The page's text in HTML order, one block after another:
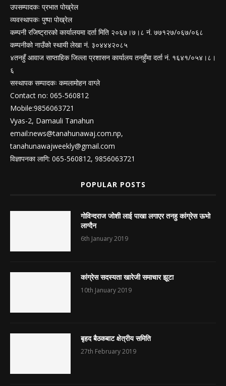
उपसम्पादकः प्रभात पोख्रेल
व्यवस्थापकः पुष्पा पोख्रेल
कम्पनी रजिष्ट्रारको कार्यालयमा दर्ता मिति २०६७।७।८ नं. ७७१२७/०६७/०६८
कम्पनीको नाउँको स्थायी लेखा नं. ३०४४४२०८५
४तनहुँ आवाज साप्ताहिक जिल्ला प्रशासन कार्यालय तनहुँमा दर्ता नं. १६४१/०५४।८।
६
सस्थापक सम्पादकः कमलामोहन वाग्ले
Contact no: 065-560812
Mobile:9856063721
Vyas-2, Damauli Tanahun
email:news@tanahunawaj.com.np,
tanahunawajweekly@gmail.com
विज्ञापनका लागि: 065-560812, 9856063721
POPULAR POSTS
गोविन्दराज जोशी लाई पाखा लगाएर तनहु कांग्रेस ऊभो
लाग्दैन
6th January 2019
कांग्रेस सदस्यता खारेजी समाचार झूटा
10th January 2019
बृहद बैठकबाट क्षेत्रीय समिति
27th February 2019